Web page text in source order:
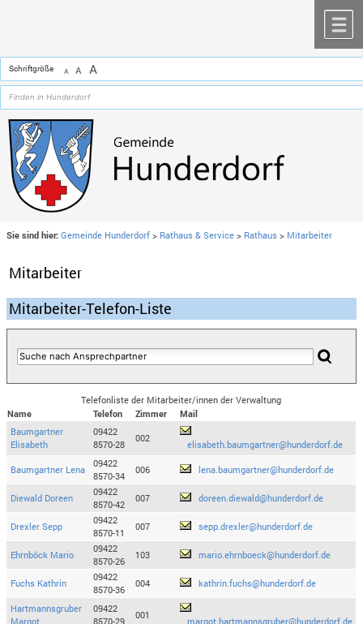
Schriftgröße A A A
Sie sind hier: Gemeinde Hunderdorf > Rathaus & Service > Rathaus > Mitarbeiter
Mitarbeiter
Mitarbeiter-Telefon-Liste
Telefonliste der Mitarbeiter/innen der Verwaltung
Name
Telefon Zimmer
Mail
Baumgartner
Elisabeth
09422
8570-28
002
elisabeth.baumgartner@hunderdorf.de
Baumgartner Lena
09422
8570-34
006 lena.baumgartner@hunderdorf.de
Diewald Doreen
09422
8570-42
007 doreen.diewald@hunderdorf.de
Drexler Sepp
09422
8570-11
007 sepp.drexler@hunderdorf.de
Ehrnböck Mario
09422
8570-26
103 mario.ehrnboeck@hunderdorf.de
Fuchs Kathrin
09422
8570-36
004 kathrin.fuchs@hunderdorf.de
Hartmannsgruber
Margot
09422
8570-29
001
margot.hartmannsgruber@hunderdorf.de